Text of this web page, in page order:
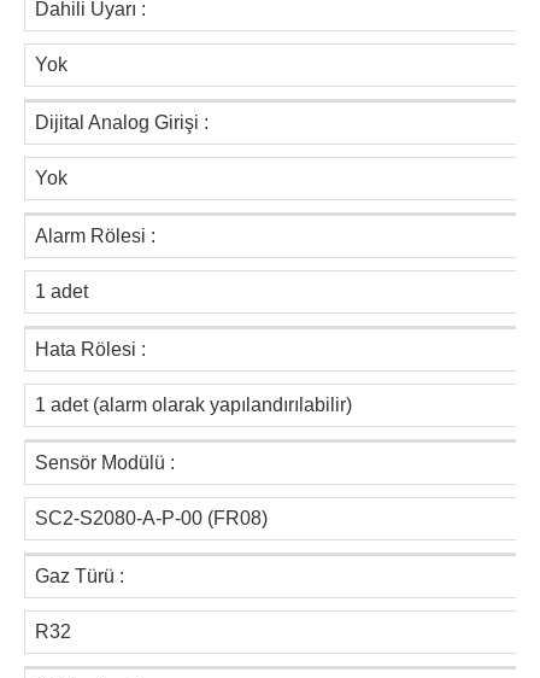
Dahili Uyarı :
Yok
Dijital Analog Girişi :
Yok
Alarm Rölesi :
1 adet
Hata Rölesi :
1 adet (alarm olarak yapılandırılabilir)
Sensör Modülü :
SC2-S2080-A-P-00 (FR08)
Gaz Türü :
R32